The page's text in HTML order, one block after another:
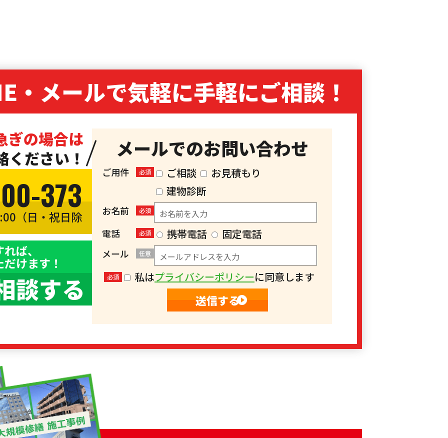
・ メールで気軽に手軽にご相談！
ぎの場合は
ください！
373
（日・祝日除
ば、
けます！
談する
メールでのお問い合わせ
ご用件 必須 ご相談
お見積もり
建物診断
お名前 必須
電話 必須 携帯電話 固定電話
メール 任意
必須 私はプライバシーポリシーに同意します